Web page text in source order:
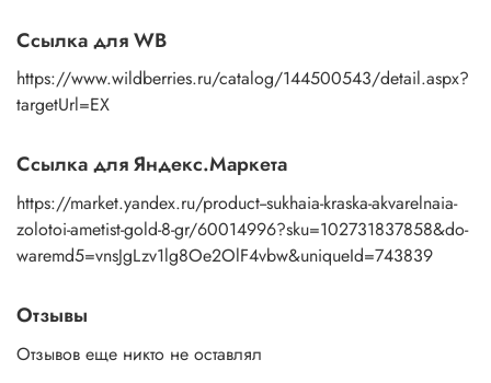
Ссылка для WB
https://www.wildberries.ru/catalog/144500543/detail.aspx?
targetUrl=EX
Ссылка для Яндекс.Маркета
https://market.yandex.ru/product--sukhaia-kraska-akvarelnaia-
zolotoi-ametist-gold-8-gr/60014996?sku=102731837858&do-
waremd5=vnsJgLzv1lg8Oe2OlF4vbw&uniqueId=743839
Отзывы
Отзывов еще никто не оставлял